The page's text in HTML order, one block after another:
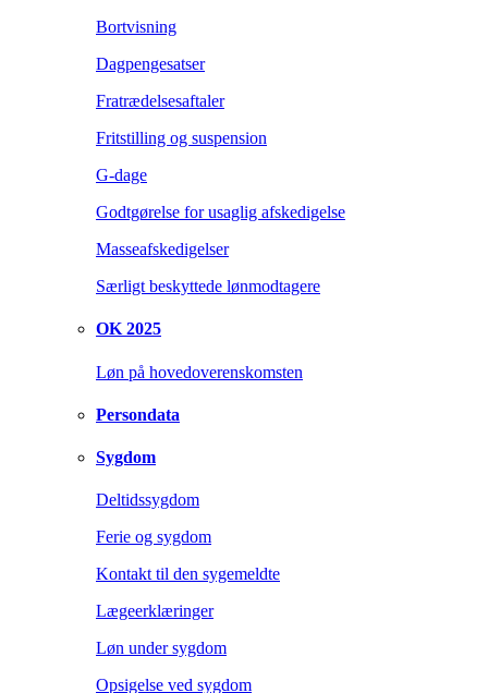
Bortvisning
Dagpengesatser
Fratrædelsesaftaler
Fritstilling og suspension
G-dage
Godtgørelse for usaglig afskedigelse
Masseafskedigelser
Særligt beskyttede lønmodtagere
OK 2025
Løn på hovedoverenskomsten
Persondata
Sygdom
Deltidssygdom
Ferie og sygdom
Kontakt til den sygemeldte
Lægeerklæringer
Løn under sygdom
Opsigelse ved sygdom